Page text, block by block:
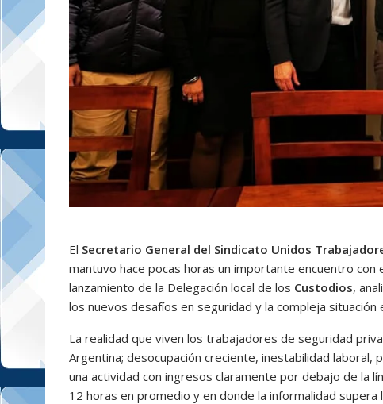
El Secretario General del Sindicato Unidos
mantuvo hace pocas horas un importante encuentro con
lanzamiento de la Delegación local de los Custodios,
los nuevos desafíos en seguridad y la compleja
La realidad que viven los trabajadores de seguridad
Argentina; desocupación creciente, inestabilidad
una actividad con ingresos claramente por debajo de la
12 horas en promedio y en donde la informalidad